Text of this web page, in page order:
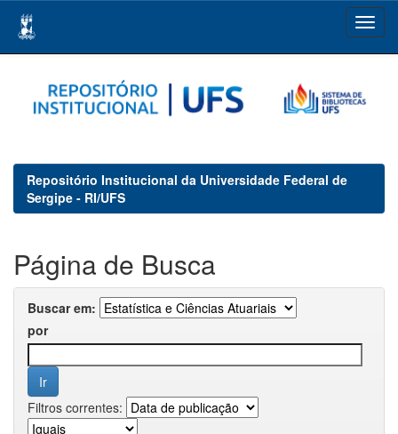
navigation
Repositório Institucional da Universidade Federal de
Sergipe - RI/UFS
Página de Busca
Buscar em:
por
Filtros correntes: